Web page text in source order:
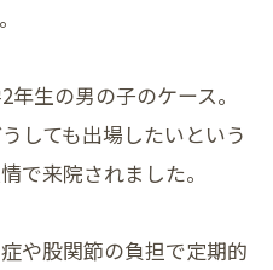
生の男の子のケース。
しても出場したいという
で来院されました。
や股関節の負担で定期的